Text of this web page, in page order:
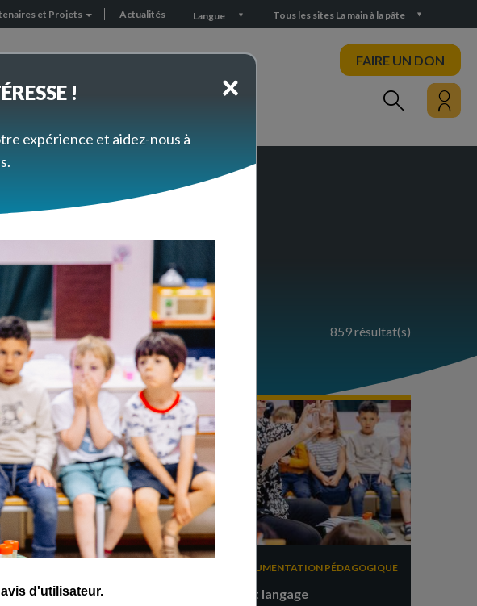
et Projets Actualités Langue Tous les sites La main à la pâte
FAIRE UN DON
ressources
859 résultat(s)
pour écrire (cycle 2)
DOCUMENTATION PÉDAGOGIQUE
Science et langage
×
!
expérience et aidez-nous à
d'utilisateur.